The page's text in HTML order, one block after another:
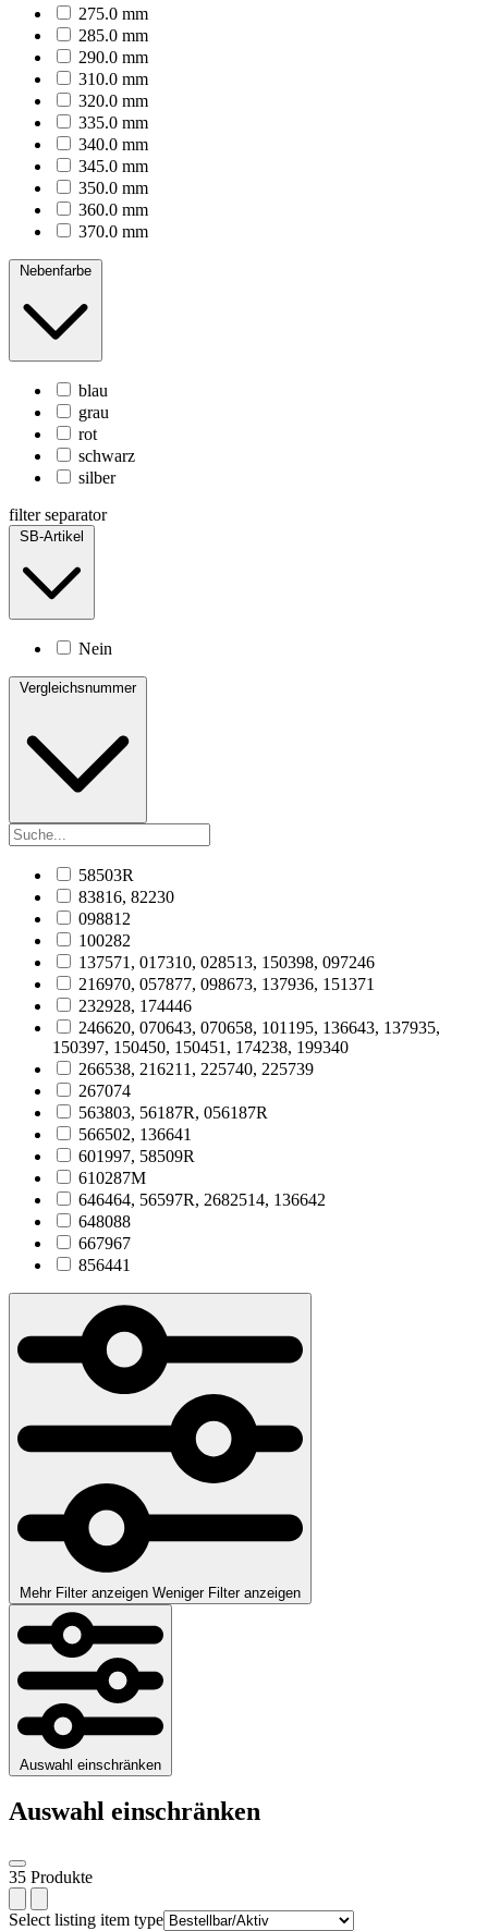
275.0 mm
285.0 mm
290.0 mm
310.0 mm
320.0 mm
335.0 mm
340.0 mm
345.0 mm
350.0 mm
360.0 mm
370.0 mm
Nebenfarbe
blau
grau
rot
schwarz
silber
filter separator
SB-Artikel
Nein
Vergleichsnummer
58503R
83816, 82230
098812
100282
137571, 017310, 028513, 150398, 097246
216970, 057877, 098673, 137936, 151371
232928, 174446
246620, 070643, 070658, 101195, 136643, 137935,
150397, 150450, 150451, 174238, 199340
266538, 216211, 225740, 225739
267074
563803, 56187R, 056187R
566502, 136641
601997, 58509R
610287M
646464, 56597R, 2682514, 136642
648088
667967
856441
Mehr Filter anzeigen Weniger Filter anzeigen
Auswahl einschränken
Auswahl einschränken
35 Produkte
Select listing item type